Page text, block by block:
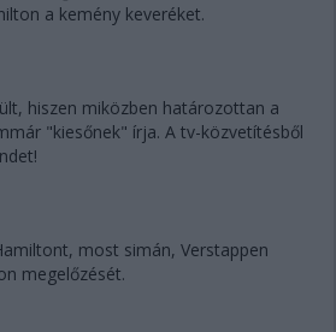
a kemény keveréket.
hiszen miközben határozottan a
"kiesőnek" írja. A tv-közvetítésből
most simán, Verstappen
megelőzését.